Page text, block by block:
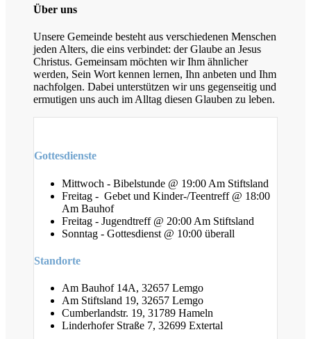
Über uns
Unsere Gemeinde besteht aus verschiedenen Menschen
jeden Alters, die eins verbindet: der Glaube an Jesus
Christus. Gemeinsam möchten wir Ihm ähnlicher
werden, Sein Wort kennen lernen, Ihn anbeten und Ihm
nachfolgen. Dabei unterstützen wir uns gegenseitig und
ermutigen uns auch im Alltag diesen Glauben zu leben.
Gottesdienste
Mittwoch - Bibelstunde @ 19:00 Am Stiftsland
Freitag - Gebet und Kinder-/Teentreff @ 18:00
Am Bauhof
Freitag - Jugendtreff @ 20:00 Am Stiftsland
Sonntag - Gottesdienst @ 10:00 überall
Standorte
Am Bauhof 14A, 32657 Lemgo
Am Stiftsland 19, 32657 Lemgo
Cumberlandstr. 19, 31789 Hameln
Linderhofer Straße 7, 32699 Extertal